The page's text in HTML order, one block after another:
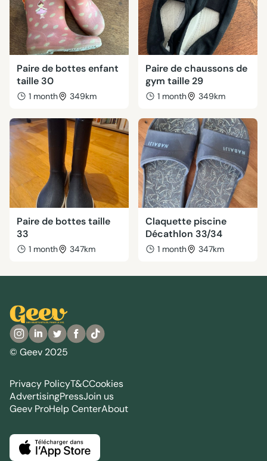
Paire de bottes enfant
taille 30
1 month 349km
Paire de chaussons de
gym taille 29
1 month 349km
Paire de bottes taille
33
1 month 347km
Claquette piscine
Décathlon 33/34
1 month 347km
© Geev 2025
Privacy PolicyT&CCookies
AdvertisingPressJoin us
Geev ProHelp CenterAbout